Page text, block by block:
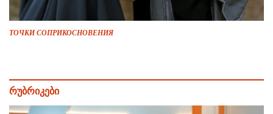
ТОЧКИ СОПРИКОСНОВЕНИЯ
რუბრიკები